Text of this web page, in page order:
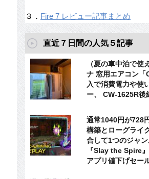
３． Fire 7 レビュー記事まとめ
直近７日間の人気５記事
（夏の車中泊で使
ナ 窓用エアコン「
入で消費電力や使
ー、 CW-1625R後
通常1040円が728
構築とローグライ
合して1つのジャ
『Slay the Spire
アプリ値下げセー